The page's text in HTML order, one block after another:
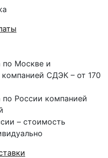
по Москве и
СДЭК – от 170
по России компанией
– стоимость